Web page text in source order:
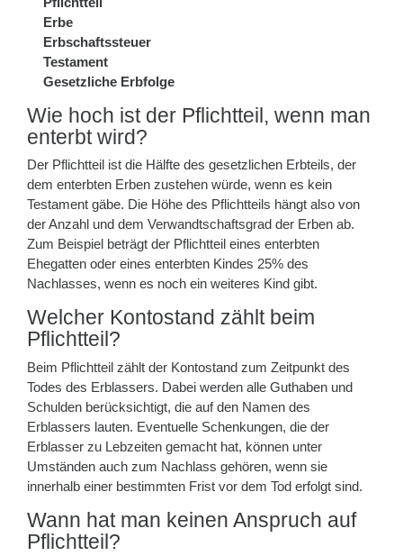
Erbe
Erbschaftssteuer
Testament
Gesetzliche Erbfolge
Wie hoch ist der Pflichtteil, wenn man
enterbt wird?
Der Pflichtteil ist die Hälfte des gesetzlichen Erbteils, der
dem enterbten Erben zustehen würde, wenn es kein
Testament gäbe. Die Höhe des Pflichtteils hängt also von
der Anzahl und dem Verwandtschaftsgrad der Erben ab.
Zum Beispiel beträgt der Pflichtteil eines enterbten
Ehegatten oder eines enterbten Kindes 25% des
Nachlasses, wenn es noch ein weiteres Kind gibt.
Welcher Kontostand zählt beim
Pflichtteil?
Beim Pflichtteil zählt der Kontostand zum Zeitpunkt des
Todes des Erblassers. Dabei werden alle Guthaben und
Schulden berücksichtigt, die auf den Namen des
Erblassers lauten. Eventuelle Schenkungen, die der
Erblasser zu Lebzeiten gemacht hat, können unter
Umständen auch zum Nachlass gehören, wenn sie
innerhalb einer bestimmten Frist vor dem Tod erfolgt sind.
Wann hat man keinen Anspruch auf
Pflichtteil?